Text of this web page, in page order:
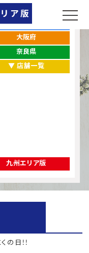
をエリアから探す
兵庫県
大阪府
奈良県
▼ 店舗一覧
九州エリア版
くの日!!